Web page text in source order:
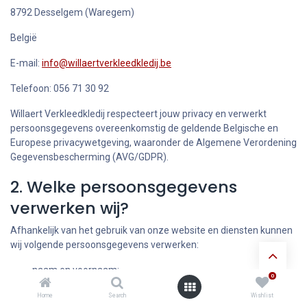
Home Search
0
Wishlist
8792 Desselgem (Waregem)
België
E-mail: info@willaertverkleedkledij.be
Telefoon: 056 71 30 92
Willaert Verkleedkledij respecteert jouw privacy en verwerkt
persoonsgegevens overeenkomstig de geldende Belgische en
Europese privacywetgeving, waaronder de Algemene Verordening
Gegevensbescherming (AVG/GDPR).
2. Welke persoonsgegevens
verwerken wij?
Afhankelijk van het gebruik van onze website en diensten kunnen
wij volgende persoonsgegevens verwerken:
naam en voornaam;
adresgegevens;
e-mailadres;